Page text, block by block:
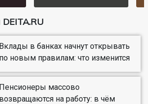
Вклады в банках начнут открывать
по новым правилам: что изменится
Пенсионеры массово
возвращаются на работу: в чём